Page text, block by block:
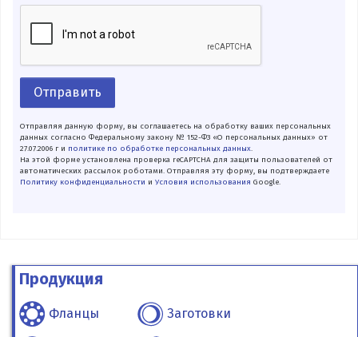
Отправить
Отправляя данную форму, вы соглашаетесь на обработку ваших персональных
данных согласно Федеральному закону № 152-ФЗ «О персональных данных» от
27.07.2006 г и политике по обработке персональных данных.
На этой форме установлена проверка reCAPTCHA для защиты пользователей от
автоматических рассылок роботами. Отправляя эту форму, вы подтверждаете
Политику конфиденциальности и Условия использования Google.
Продукция
Фланцы Заготовки